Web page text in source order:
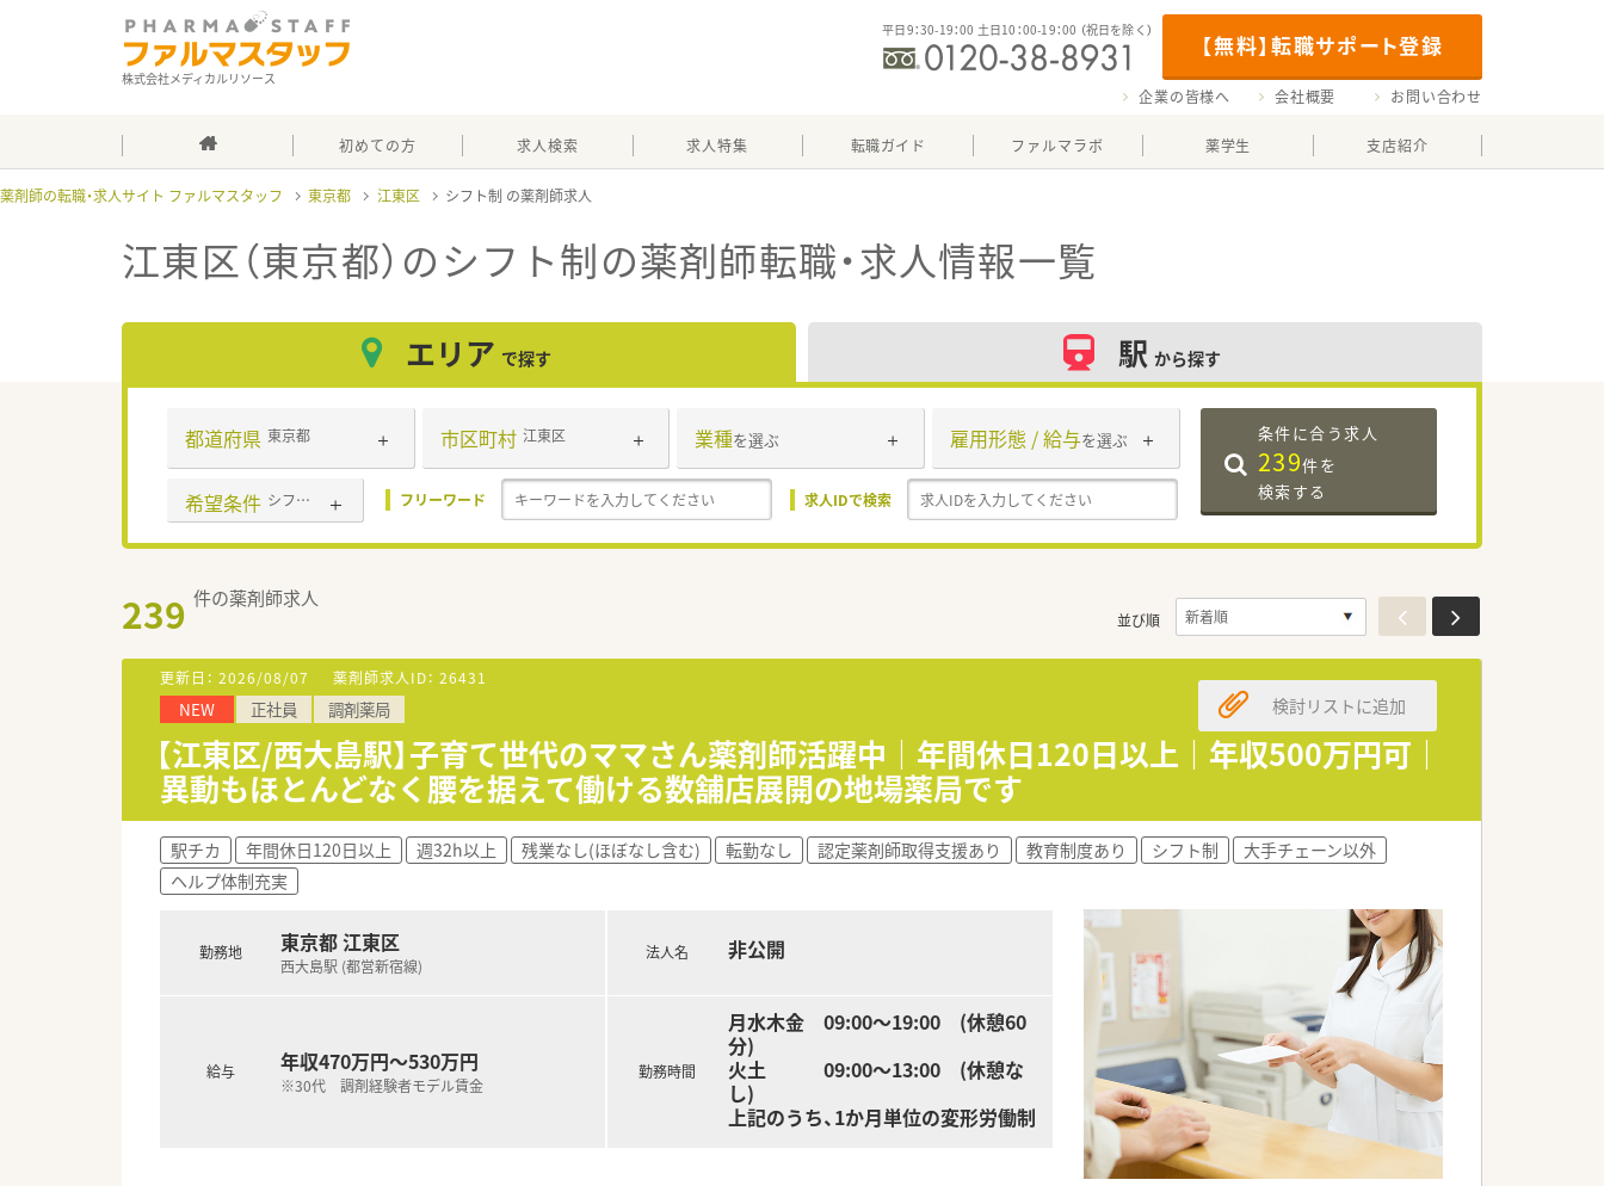
株式会社メディカルリソース
【無料】転職サポート登録
平日9：30-19：00 土日10：00-19：00 （祝日を除く）
企業の皆様へ 会社概要 お問い合わせ
初めての方 求人検索 求人特集 転職ガイド ファルマラボ 薬学生 支店紹介
薬剤師の転職・求人サイト ファルマスタッフ 東京都 江東区 シフト制
江東区（東京都）のシフト制の薬剤師転職・求人情報一覧
エリア で探す 駅 から探す
都道府県 東京都 市区町村 江東区 業種を選ぶ 雇用形態 / 給与を選ぶ
希望条件 シフト制 フリーワード 求人IDで検索
条件に合う求人
239件を
検索する
239 件の薬剤師求人
並び順
更新日： 2026/08/07 薬剤師求人ID： 26431
NEW 正社員 調剤薬局
【江東区/西大島駅】子育て世代のママさん薬剤師活躍中｜年間休日120日以上｜年収500万円可｜
異動もほとんどなく腰を据えて働ける数舗店展開の地場薬局です
検討リストに追加
駅チカ 年間休日120日以上 週32h以上 残業なし(ほぼなし含む) 転勤なし 認定薬剤師取得支援あり 教育制度あり シフト制
大手チェーン以外
ヘルプ体制充実
勤務地 東京都 江東区
西大島駅 (都営新宿線)
給与 年収470万円～530万円
※30代 調剤経験者モデル賃金
法人名 非公開
勤務時間
月水木金 09:00～19:00 (休憩60
分)
火土 09:00～13:00 (休憩な
し)
上記のうち、1か月単位の変形労働制